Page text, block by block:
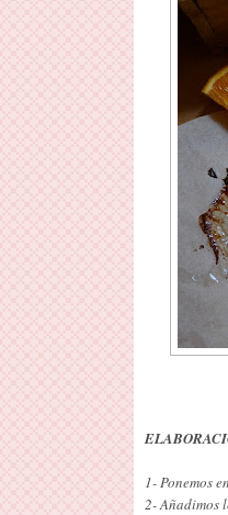
1- Ponemos
2- Añadimos